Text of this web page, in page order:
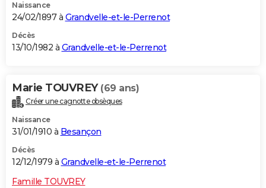
Naissance
24/02/1897 à Grandvelle-et-le-Perrenot
Décès
13/10/1982 à Grandvelle-et-le-Perrenot
Marie TOUVREY (69 ans)
Créer une cagnotte obsèques
Naissance
31/01/1910 à Besançon
Décès
12/12/1979 à Grandvelle-et-le-Perrenot
Famille TOUVREY